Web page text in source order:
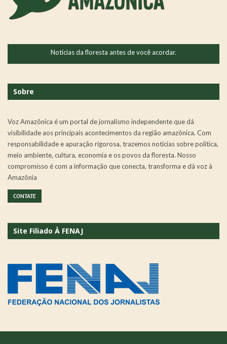
Notícias da floresta antes de você acordar.
Sobre
Voz Amazônica é um portal de jornalismo independente que dá
visibilidade aos principais acontecimentos da região amazônica. Com
responsabilidade e apuração rigorosa, trazemos notícias sobre política,
meio ambiente, cultura, economia e os povos da floresta. Nosso
compromisso é com a informação que conecta, transforma e dá voz à
Amazônia
CONTATE
Site Filiado À FENAJ